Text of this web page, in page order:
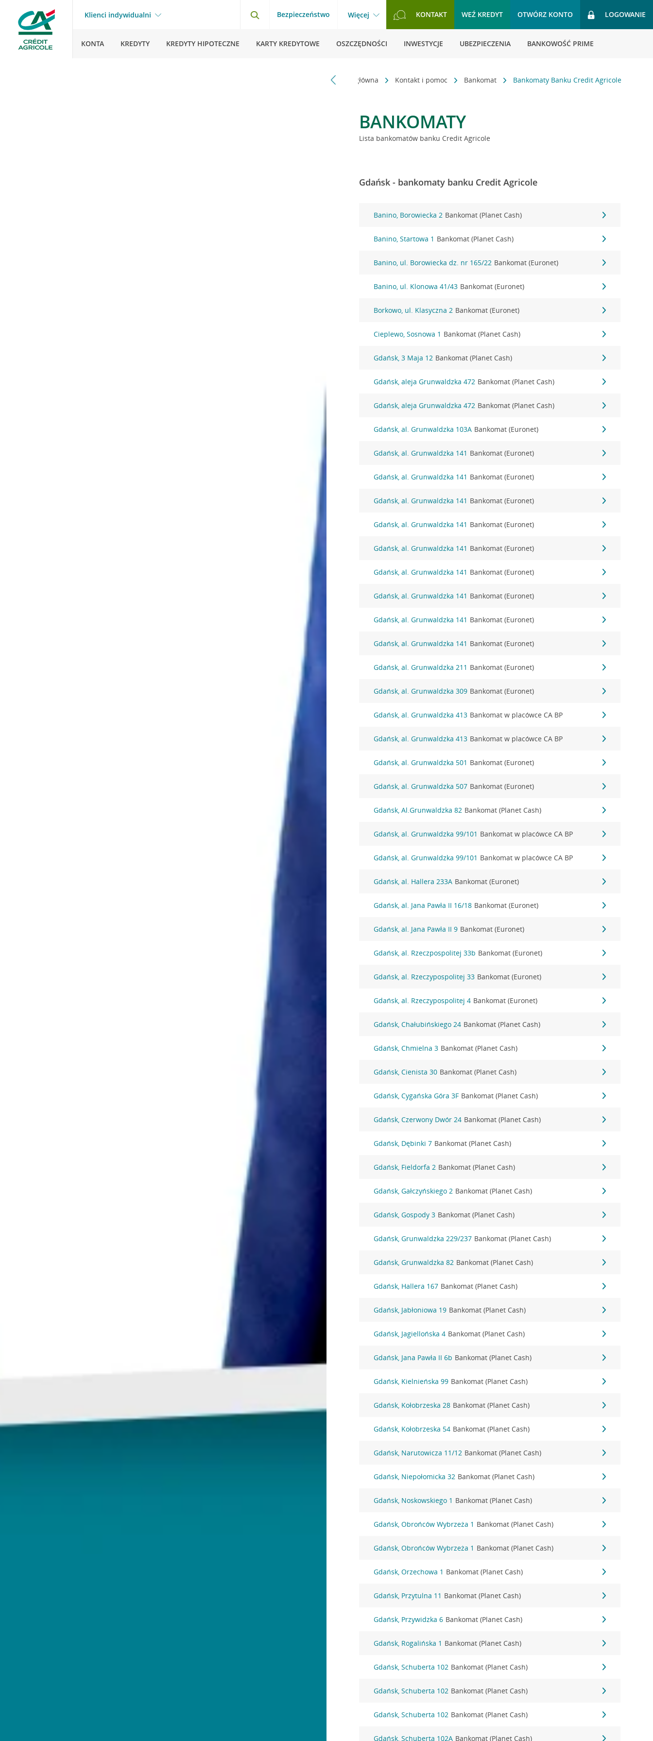
Klienci indywidualni Bezpieczeństwo Więcej KONTAKT WEŹ KREDYT OTWÓRZ KONTO LOGOWANIE
KONTA KREDYTY KREDYTY HIPOTECZNE KARTY KREDYTOWE OSZCZĘDNOŚCI INWESTYCJE UBEZPIECZENIA BANKOWOŚĆ PRIME
Strona główna Kontakt i pomoc Bankomat Bankomaty Banku Credit Agricole
BANKOMATY
Lista bankomatów banku Credit Agricole
Gdańsk - bankomaty banku Credit Agricole
Banino, Borowiecka 2 Bankomat (Planet Cash)
Banino, Startowa 1 Bankomat (Planet Cash)
Banino, ul. Borowiecka dz. nr 165/22 Bankomat (Euronet)
Banino, ul. Klonowa 41/43 Bankomat (Euronet)
Borkowo, ul. Klasyczna 2 Bankomat (Euronet)
Cieplewo, Sosnowa 1 Bankomat (Planet Cash)
Gdańsk, 3 Maja 12 Bankomat (Planet Cash)
Gdańsk, aleja Grunwaldzka 472 Bankomat (Planet Cash)
Gdańsk, aleja Grunwaldzka 472 Bankomat (Planet Cash)
Gdańsk, al. Grunwaldzka 103A Bankomat (Euronet)
Gdańsk, al. Grunwaldzka 141 Bankomat (Euronet)
Gdańsk, al. Grunwaldzka 141 Bankomat (Euronet)
Gdańsk, al. Grunwaldzka 141 Bankomat (Euronet)
Gdańsk, al. Grunwaldzka 141 Bankomat (Euronet)
Gdańsk, al. Grunwaldzka 141 Bankomat (Euronet)
Gdańsk, al. Grunwaldzka 141 Bankomat (Euronet)
Gdańsk, al. Grunwaldzka 141 Bankomat (Euronet)
Gdańsk, al. Grunwaldzka 141 Bankomat (Euronet)
Gdańsk, al. Grunwaldzka 141 Bankomat (Euronet)
Gdańsk, al. Grunwaldzka 211 Bankomat (Euronet)
Gdańsk, al. Grunwaldzka 309 Bankomat (Euronet)
Gdańsk, al. Grunwaldzka 413 Bankomat w placówce CA BP
Gdańsk, al. Grunwaldzka 413 Bankomat w placówce CA BP
Gdańsk, al. Grunwaldzka 501 Bankomat (Euronet)
Gdańsk, al. Grunwaldzka 507 Bankomat (Euronet)
Gdańsk, Al.Grunwaldzka 82 Bankomat (Planet Cash)
Gdańsk, al. Grunwaldzka 99/101 Bankomat w placówce CA BP
Gdańsk, al. Grunwaldzka 99/101 Bankomat w placówce CA BP
Gdańsk, al. Hallera 233A Bankomat (Euronet)
Gdańsk, al. Jana Pawła II 16/18 Bankomat (Euronet)
Gdańsk, al. Jana Pawła II 9 Bankomat (Euronet)
Gdańsk, al. Rzeczpospolitej 33b Bankomat (Euronet)
Gdańsk, al. Rzeczypospolitej 33 Bankomat (Euronet)
Gdańsk, al. Rzeczypospolitej 4 Bankomat (Euronet)
Gdańsk, Chałubińskiego 24 Bankomat (Planet Cash)
Gdańsk, Chmielna 3 Bankomat (Planet Cash)
Gdańsk, Cienista 30 Bankomat (Planet Cash)
Gdańsk, Cygańska Góra 3F Bankomat (Planet Cash)
Gdańsk, Czerwony Dwór 24 Bankomat (Planet Cash)
Gdańsk, Dębinki 7 Bankomat (Planet Cash)
Gdańsk, Fieldorfa 2 Bankomat (Planet Cash)
Gdańsk, Gałczyńskiego 2 Bankomat (Planet Cash)
Gdańsk, Gospody 3 Bankomat (Planet Cash)
Gdańsk, Grunwaldzka 229/237 Bankomat (Planet Cash)
Gdańsk, Grunwaldzka 82 Bankomat (Planet Cash)
Gdańsk, Hallera 167 Bankomat (Planet Cash)
Gdańsk, Jabłoniowa 19 Bankomat (Planet Cash)
Gdańsk, Jagiellońska 4 Bankomat (Planet Cash)
Gdańsk, Jana Pawła II 6b Bankomat (Planet Cash)
Gdańsk, Kielnieńska 99 Bankomat (Planet Cash)
Gdańsk, Kołobrzeska 28 Bankomat (Planet Cash)
Gdańsk, Kołobrzeska 54 Bankomat (Planet Cash)
Gdańsk, Narutowicza 11/12 Bankomat (Planet Cash)
Gdańsk, Niepołomicka 32 Bankomat (Planet Cash)
Gdańsk, Noskowskiego 1 Bankomat (Planet Cash)
Gdańsk, Obrońców Wybrzeża 1 Bankomat (Planet Cash)
Gdańsk, Obrońców Wybrzeża 1 Bankomat (Planet Cash)
Gdańsk, Orzechowa 1 Bankomat (Planet Cash)
Gdańsk, Przytulna 11 Bankomat (Planet Cash)
Gdańsk, Przywidzka 6 Bankomat (Planet Cash)
Gdańsk, Rogalińska 1 Bankomat (Planet Cash)
Gdańsk, Schuberta 102 Bankomat (Planet Cash)
Gdańsk, Schuberta 102 Bankomat (Planet Cash)
Gdańsk, Schuberta 102 Bankomat (Planet Cash)
Gdańsk, Schuberta 102A Bankomat (Planet Cash)